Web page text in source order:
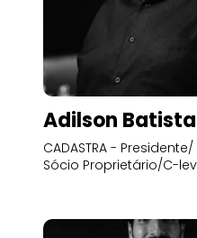
Adilson Batista
CADASTRA - Presidente/
Sócio Proprietário/C-